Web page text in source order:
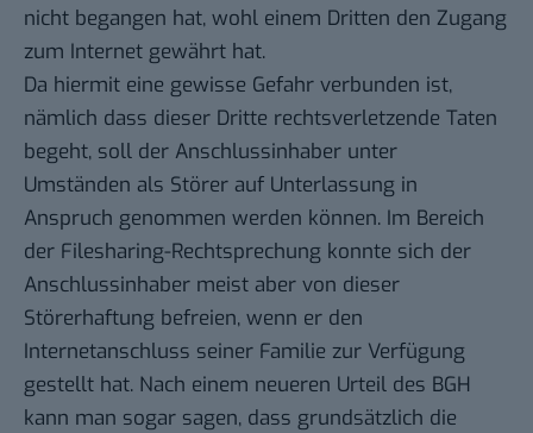
nicht begangen hat, wohl einem Dritten den Zugang
zum Internet gewährt hat.
Da hiermit eine gewisse Gefahr verbunden ist,
nämlich dass dieser Dritte rechtsverletzende Taten
begeht, soll der Anschlussinhaber unter
Umständen als Störer auf Unterlassung in
Anspruch genommen werden können. Im Bereich
der Filesharing-Rechtsprechung konnte sich der
Anschlussinhaber meist aber von dieser
Störerhaftung befreien, wenn er den
Internetanschluss seiner Familie zur Verfügung
gestellt hat. Nach einem neueren Urteil des BGH
kann man sogar sagen, dass grundsätzlich die